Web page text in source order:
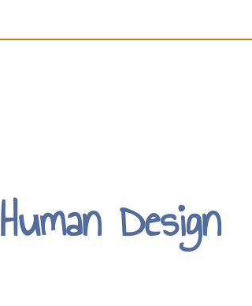
Human Design